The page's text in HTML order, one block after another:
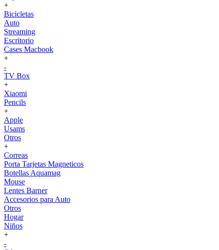
+
Bicicletas
Auto
Streaming
Escritorio
Cases Macbook
+
-
TV Box
+
Xiaomi
Pencils
+
Apple
Usams
Otros
+
Correas
Porta Tarjetas Magneticos
Botellas Aquamag
Mouse
Lentes Barner
Accesorios para Auto
Otros
Hogar
Niños
+
-